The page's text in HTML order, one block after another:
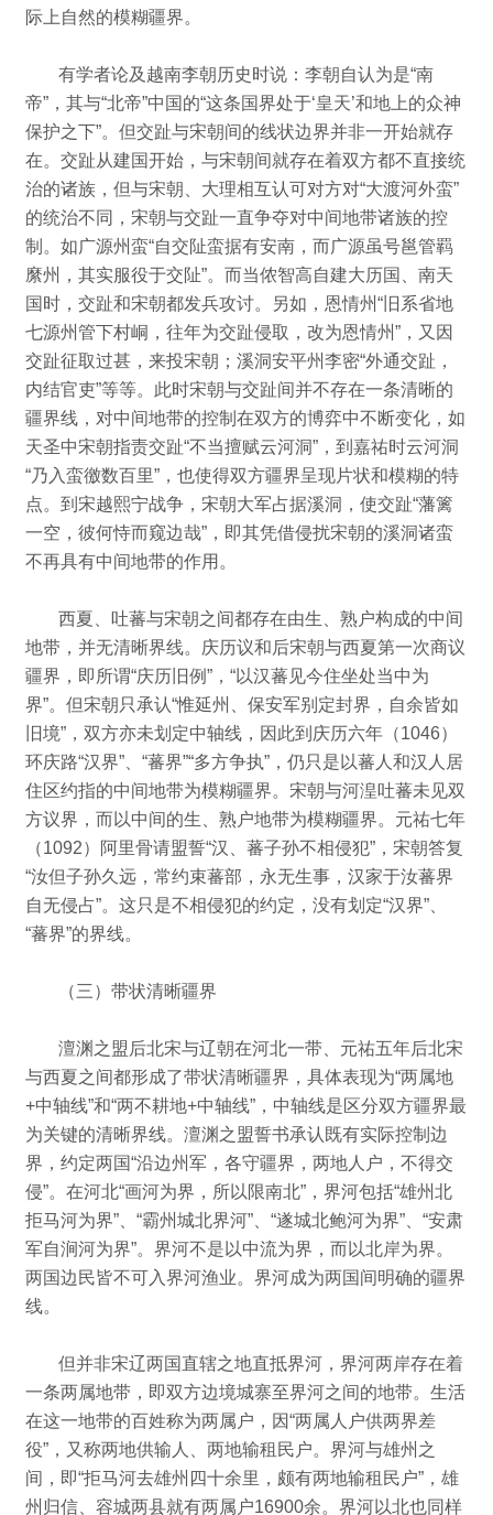
际上自然的模糊疆界。
有学者论及越南李朝历史时说： 李朝自认为是“南
帝”，其与“北帝”中国的“这条国界处于‘皇天’和地上的众神
保护之下”。 但交趾与宋朝间的线状边界并非一开始就存
在。 交趾从建国开始，与宋朝间就存在着双方都不直接统
治的诸族，但与宋朝、大理相互认可对方对“大渡河外蛮”
的统治不同，宋朝与交趾一直争夺对中间地带诸族的控
制。 如广源州蛮“自交阯蛮据有安南，而广源虽号邕管羁
縻州，其实服役于交阯”。 而当侬智高自建大历国、南天
国时，交趾和宋朝都发兵攻讨。
另如，恩情州“旧系省地
七源州管下村峒，往年为交趾侵取，改为恩情州”，又因
交趾征取过甚，来投宋朝； 溪洞安平州李密“外通交趾，
内结官吏”等等。 此时宋朝与交趾间并不存在一条清晰的
疆界线，对中间地带的控制在双方的博弈中不断变化，如
天圣中宋朝指责交趾“不当擅赋云河洞”，到嘉祐时云河洞
“乃入蛮徼数百里”，也使得双方疆界呈现片状和模糊的特
点。 到宋越熙宁战争，宋朝大军占据溪洞，使交趾“藩篱
一空，彼何恃而窥边哉”， 即其凭借侵扰宋朝的溪洞诸蛮
不再具有中间地带的作用。
西夏、吐蕃与宋朝之间都存在由生、熟户构成的中间
地带， 并无清晰界线。 庆历议和后宋朝与西夏第一次商议
疆界，即所谓“庆历旧例”，“以汉蕃见今住坐处当中为
界”。 但宋朝只承认“惟延州、保安军别定封界，自余皆如
旧境”，双方亦未划定中轴线，因此到庆历六年（1046）
环庆路“汉界”、“蕃界”“多方争执”， 仍只是以蕃人和汉人居
住区约指的中间地带为模糊疆界。 宋朝与河湟吐蕃未见双
方议界，而以中间的生、熟户地带为模糊疆界。 元祐七年
（1092）阿里骨请盟誓“汉、蕃子孙不相侵犯”，宋朝答复
“汝但子孙久远，常约束蕃部，永无生事，汉家于汝蕃界
自无侵占”。 这只是不相侵犯的约定，没有划定“汉界”、
“蕃界”的界线。
（三）带状清晰疆界
澶渊之盟后北宋与辽朝在河北一带、元祐五年后北宋
与西夏之间都形成了带状清晰疆界，具体表现为“两属地
+中轴线”和“两不耕地+中轴线”，中轴线是区分双方疆界最
为关键的清晰界线。 澶渊之盟誓书承认既有实际控制边
界，约定两国“沿边州军，各守疆界，两地人户，不得交
侵”。 在河北“画河为界，所以限南北”， 界河包括“雄州北
拒马河为界”、“霸州城北界河”、“遂城北鲍河为界”、“安肃
军自涧河为界”。 界河不是以中流为界，而以北岸为界。
两国边民皆不可入界河渔业。 界河成为两国间明确的疆界
线。
但并非宋辽两国直辖之地直抵界河，界河两岸存在着
一条两属地带，即双方边境城寨至界河之间的地带。 生活
在这一地带的百姓称为两属户，因“两属人户供两界差
役”， 又称两地供输人、两地输租民户。 界河与雄州之
间，即“拒马河去雄州四十余里，颇有两地输租民户”，雄
州归信、容城两县就有两属户16900余。 界河以北也同样